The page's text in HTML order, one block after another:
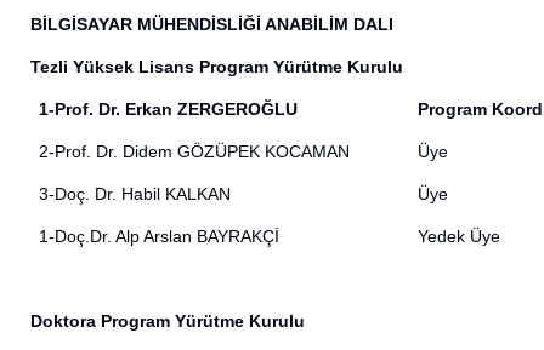
BİLGİSAYAR MÜHENDİSLİĞİ ANABİLİM DALI
Tezli Yüksek Lisans Program Yürütme Kurulu
1-Prof. Dr. Erkan ZERGEROĞLU Program
2-Prof. Dr. Didem GÖZÜPEK KOCAMAN Üye
3-Doç. Dr. Habil KALKAN Üye
1-Doç.Dr. Alp Arslan BAYRAKÇİ Yedek Üye
Doktora Program Yürütme Kurulu